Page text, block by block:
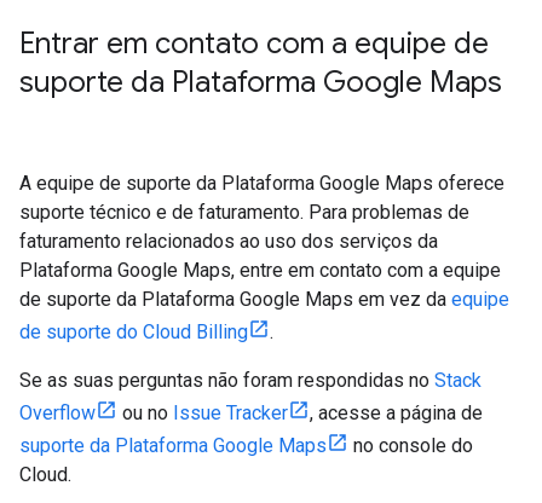
Entrar em contato com a equipe de
suporte da Plataforma Google Maps
A equipe de suporte da Plataforma Google Maps oferece
suporte técnico e de faturamento. Para problemas de
faturamento relacionados ao uso dos serviços da
Plataforma Google Maps, entre em contato com a equipe
de suporte da Plataforma Google Maps em vez da equipe
de suporte do Cloud Billing
.
Se as suas perguntas não foram respondidas no Stack
Overflow
ou no Issue Tracker
, acesse a página de
suporte da Plataforma Google Maps
no console do
Cloud.